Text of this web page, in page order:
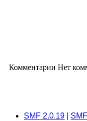
Комментарии Нет
SMF 2.0.19